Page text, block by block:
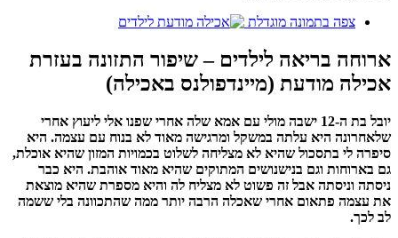
צפה בתמונה מוגדלת
ארוחה בריאה לילדים – שיפור התזונה בעזרת
אכילה מודעת (מיינדפולנס באכילה)
יובל בת ה-12 ישבה מולי עם אמא שלה אחרי שפנו אלי ליעוץ אחרי
שלאחרונה היא עלתה במשקל ומרגישה מאוד לא בנוח עם עצמה. היא
סיפרה לי בתסכול שהיא לא מצליחה לשלוט בכמויות המזון שהיא אוכלת,
גם בארוחות וגם בנישנושים המתוקים שהיא מאוד אוהבת. היא כבר
ניסתה וניסתה אבל זה פשוט לא מצליח לה והיא מספרת שהיא מוצאת
את עצמה פתאום אחרי שאכלה הרבה יותר ממה שהתכוונה בלי ששמה
לב לכך.